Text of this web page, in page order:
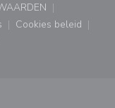
in een nieuw
venster))
Cookies beleid
((opent in
een nieuw venster))